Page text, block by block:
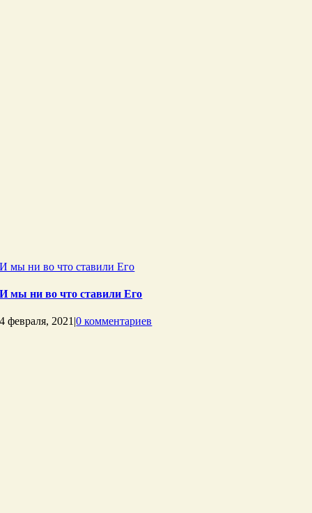
И мы ни во что ставили Его
И мы ни во что ставили Его
4 февраля, 2021 |0 комментариев